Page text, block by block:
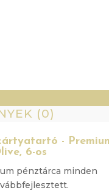
(0)
-
6-os
pénztárca minden